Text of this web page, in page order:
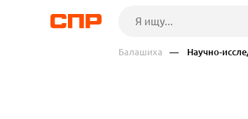
Балашиха — Научно-